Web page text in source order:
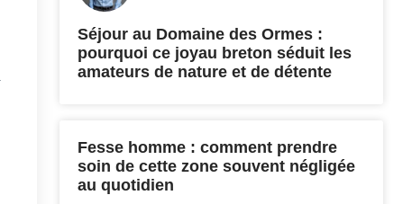
Séjour au Domaine des Ormes :
pourquoi ce joyau breton séduit les
amateurs de nature et de détente
Fesse homme : comment prendre
soin de cette zone souvent négligée
au quotidien